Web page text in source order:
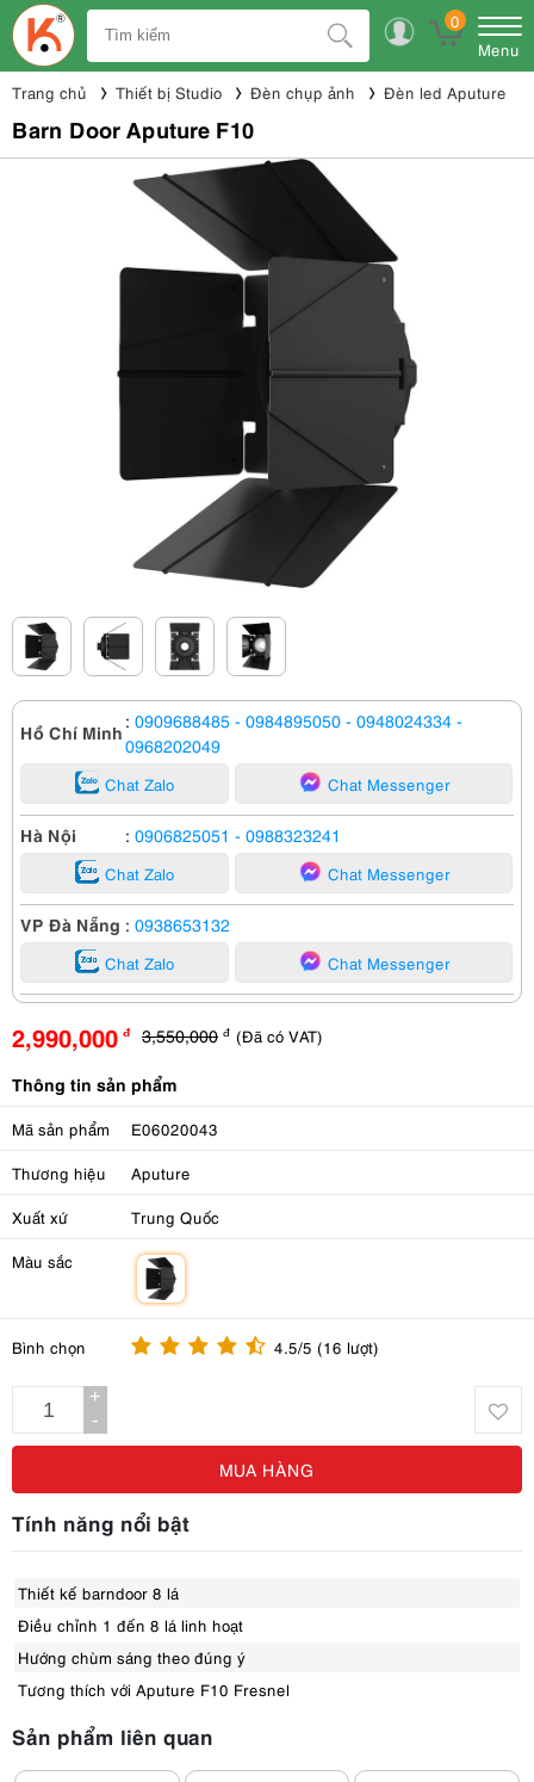
0
Menu
Trang chủ Thiết bị Studio Đèn chụp ảnh Đèn led Aputure
Barn Door Aputure F10
Hồ Chí Minh : 0909688485 - 0984895050 - 0948024334 -
0968202049
Chat Zalo Chat Messenger
Hà Nội : 0906825051 - 0988323241
Chat Zalo Chat Messenger
VP Đà Nẵng : 0938653132
Chat Zalo Chat Messenger
2,990,000 đ 3,550,000 đ (Đã có VAT)
Thông tin sản phẩm
Mã sản phẩm E06020043
Thương hiệu Aputure
Xuất xứ Trung Quốc
Màu sắc
Bình chọn 4.5/5 (16 lượt)
+
-
MUA HÀNG
Tính năng nổi bật
Thiết kế barndoor 8 lá
Điều chỉnh 1 đến 8 lá linh hoạt
Hướng chùm sáng theo đúng ý
Tương thích với Aputure F10 Fresnel
Sản phẩm liên quan